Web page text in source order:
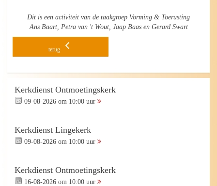
Dit is een activiteit van de taakgroep Vorming & Toerusting
Ans Baart, Petra van 't Wout, Jaap Baas en Gerard Swart
terug
Kerkdienst Ontmoetingskerk
09-08-2026 om 10:00 uur
Kerkdienst Lingekerk
09-08-2026 om 10:00 uur
Kerkdienst Ontmoetingskerk
16-08-2026 om 10:00 uur